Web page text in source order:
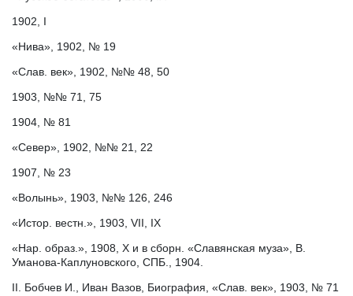
1902, I
«Нива», 1902, № 19
«Слав. век», 1902, №№ 48, 50
1903, №№ 71, 75
1904, № 81
«Север», 1902, №№ 21, 22
1907, № 23
«Волынь», 1903, №№ 126, 246
«Истор. вестн.», 1903, VII, IX
«Нар. образ.», 1908, X и в сборн. «Славянская муза», В.
Уманова-Каплуновского, СПБ., 1904.
II. Бобчев И., Иван Вазов, Биография, «Слав. век», 1903, № 71